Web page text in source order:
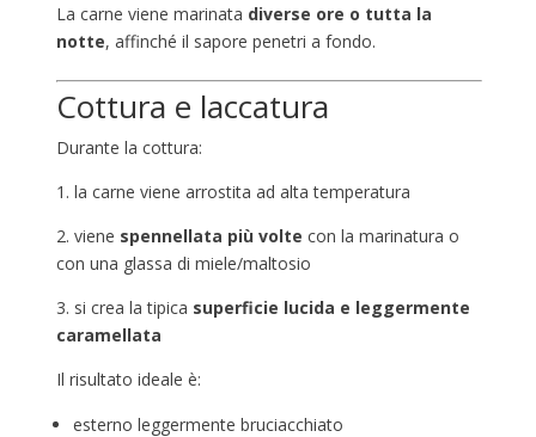
La carne viene marinata diverse ore o tutta la
notte, affinché il sapore penetri a fondo.
Cottura e laccatura
Durante la cottura:
1. la carne viene arrostita ad alta temperatura
2. viene spennellata più volte con la marinatura o
con una glassa di miele/maltosio
3. si crea la tipica superficie lucida e leggermente
caramellata
Il risultato ideale è:
esterno leggermente bruciacchiato